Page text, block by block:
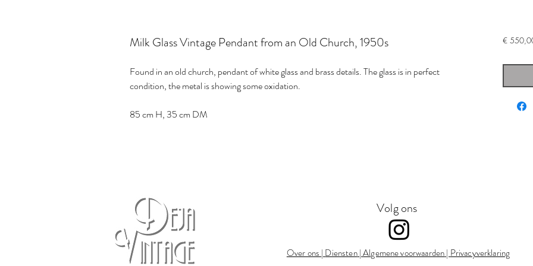
Milk Glass Vintage Pendant from an Old Church, 1950s
Found in an old church, pendant of white glass and brass details. The glass is in perfect
condition, the metal is showing some oxidation.
85 cm H, 35 cm DM
€
Volg ons
Over ons | Diensten|Algemene voorwaarden| Privacyverklaring